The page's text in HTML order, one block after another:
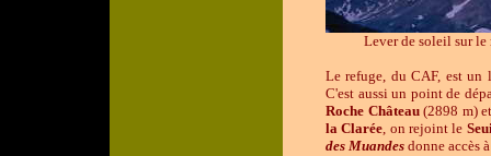
Lever de soleil sur le
Le refuge, du CAF, est
C'est aussi un point de
Roche Château(2898 m)
la Clarée, on rejoint le
des Muandes donne accès